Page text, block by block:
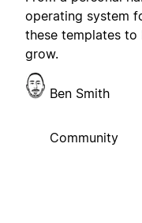
operating system
these templates to
grow.
Ben Smith
Community